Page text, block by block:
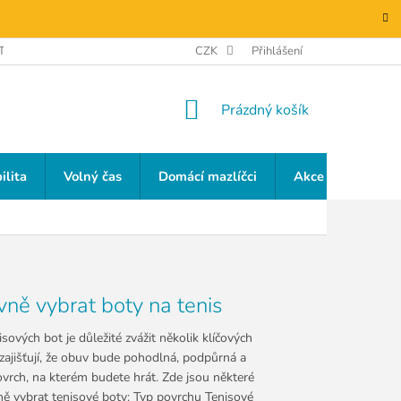
CZK Přihlášení
NÁKUPNÍ
Prázdný košík
Volný čas Domácí mazlíčci Akce a slevy
vybrat boty na tenis
bot je důležité zvážit několik klíčových
že obuv bude pohodlná, podpůrná a
na kterém budete hrát. Zde jsou některé
vybrat tenisové boty: Typ povrchu Tenisové